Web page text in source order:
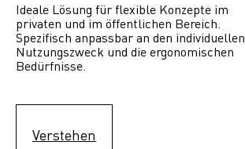
Ideale Lösung für flexible Konzepte im
privaten und im öffentlichen Bereich.
Spezifisch anpassbar an den individuellen
Nutzungszweck und die ergonomischen
Bedürfnisse.
Verstehen